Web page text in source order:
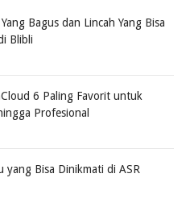
Bagus dan Lincah Yang Bisa
Blibli
6 Paling Favorit untuk
Profesional
yang Bisa Dinikmati di ASR